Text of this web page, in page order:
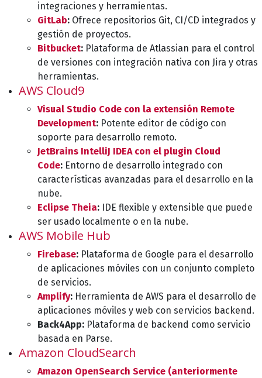
integraciones y herramientas.
GitLab: Ofrece repositorios Git, CI/CD integrados y
gestión de proyectos.
Bitbucket: Plataforma de Atlassian para el control
de versiones con integración nativa con Jira y otras
herramientas.
AWS Cloud9
Visual Studio Code con la extensión Remote
Development: Potente editor de código con
soporte para desarrollo remoto.
JetBrains IntelliJ IDEA con el plugin Cloud
Code: Entorno de desarrollo integrado con
características avanzadas para el desarrollo en la
nube.
Eclipse Theia: IDE flexible y extensible que puede
ser usado localmente o en la nube.
AWS Mobile Hub
Firebase: Plataforma de Google para el desarrollo
de aplicaciones móviles con un conjunto completo
de servicios.
Amplify: Herramienta de AWS para el desarrollo de
aplicaciones móviles y web con servicios backend.
Back4App: Plataforma de backend como servicio
basada en Parse.
Amazon CloudSearch
Amazon OpenSearch Service (anteriormente